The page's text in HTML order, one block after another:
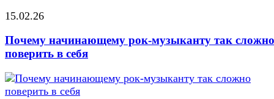
15.02.26
Почему начинающему рок-музыканту так сложно
поверить в себя